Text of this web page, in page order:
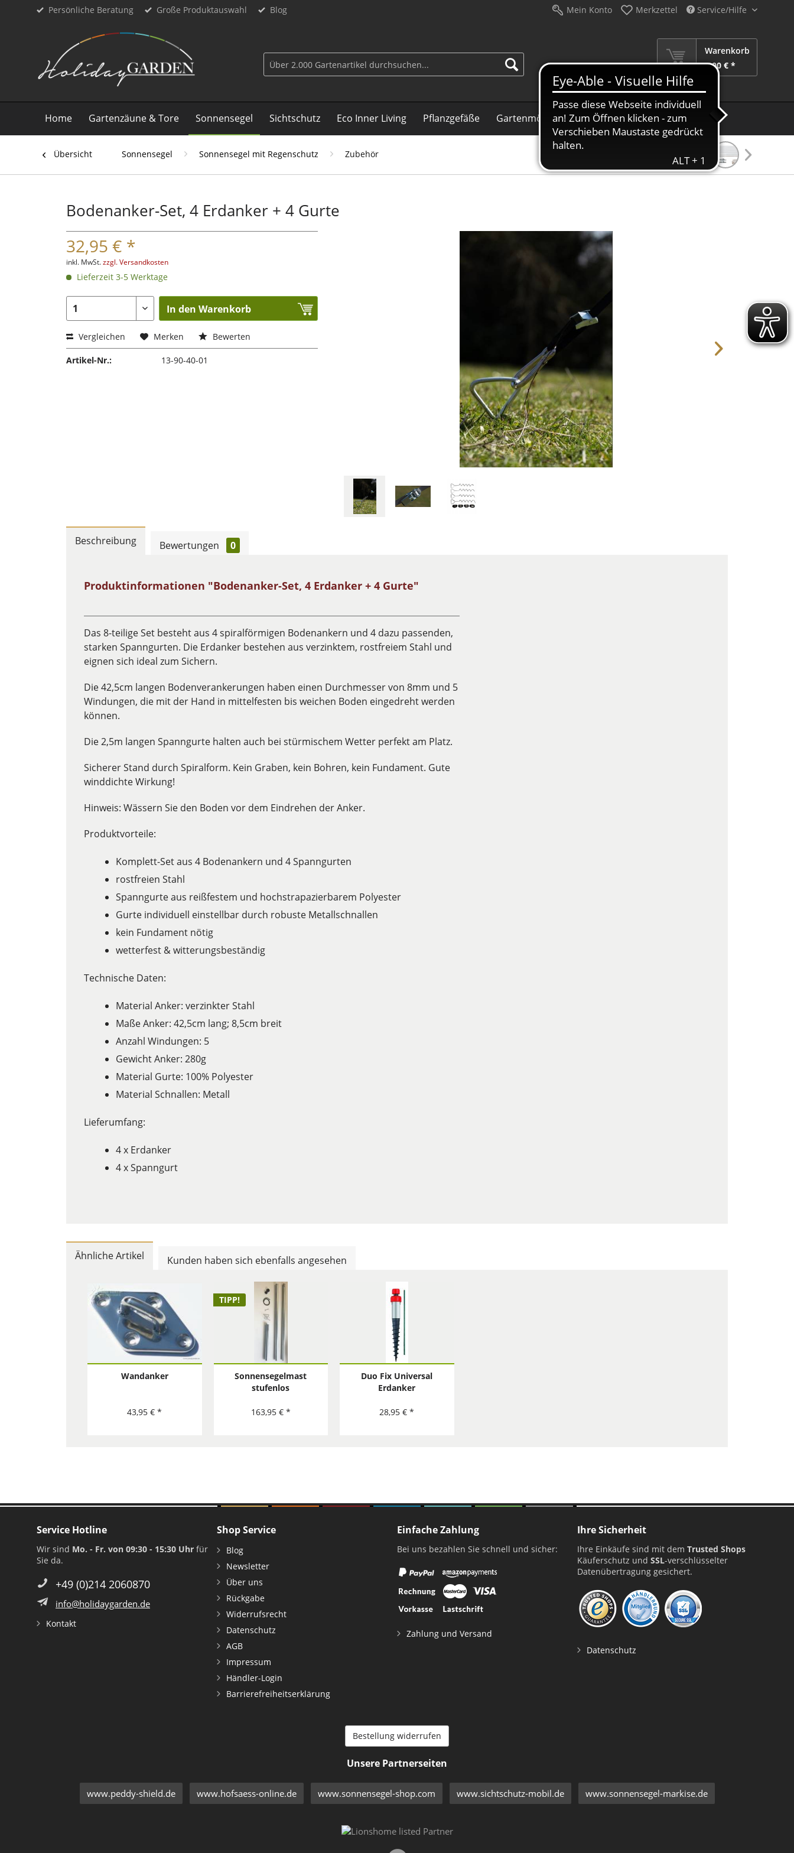
Persönliche Beratung Große Produktauswahl Blog Mein Konto Merkzettel Service/Hilfe
Warenkorb
0,00 € *
Home Gartenzäune & Tore Sonnensegel Sichtschutz Eco Inner Living Pflanzgefäße Gartenmöbel Schirme Dekoration Sale %
Übersicht Sonnensegel Sonnensegel mit Regenschutz Zubehör
Bodenanker-Set, 4 Erdanker + 4 Gurte
32,95 € *
inkl. MwSt.zzgl. Versandkosten
Lieferzeit 3-5 Werktage
In den Warenkorb
Vergleichen Merken Bewerten
Artikel-Nr.: 13-90-40-01
Beschreibung Bewertungen 0
Produktinformationen "Bodenanker-Set, 4 Erdanker + 4 Gurte"
Das 8-teilige Set besteht aus 4 spiralförmigen Bodenankern und 4 dazu passenden,
starken Spanngurten. Die Erdanker bestehen aus verzinktem, rostfreiem Stahl und
eignen sich ideal zum Sichern.
Die 42,5cm langen Bodenverankerungen haben einen Durchmesser von 8mm und 5
Windungen, die mit der Hand in mittelfesten bis weichen Boden eingedreht werden
können.
Die 2,5m langen Spanngurte halten auch bei stürmischem Wetter perfekt am Platz.
Sicherer Stand durch Spiralform. Kein Graben, kein Bohren, kein Fundament. Gute
winddichte Wirkung!
Hinweis: Wässern Sie den Boden vor dem Eindrehen der Anker.
Produktvorteile:
Komplett-Set aus 4 Bodenankern und 4 Spanngurten
rostfreien Stahl
Spanngurte aus reißfestem und hochstrapazierbarem Polyester
Gurte individuell einstellbar durch robuste Metallschnallen
kein Fundament nötig
wetterfest & witterungsbeständig
Technische Daten:
Material Anker: verzinkter Stahl
Maße Anker: 42,5cm lang; 8,5cm breit
Anzahl Windungen: 5
Gewicht Anker: 280g
Material Gurte: 100% Polyester
Material Schnallen: Metall
Lieferumfang:
4 x Erdanker
4 x Spanngurt
Ähnliche Artikel Kunden haben sich ebenfalls angesehen
Wandanker
43,95 € *
TIPP!
Sonnensegelmast
stufenlos
Stahl Länge ca. 250
163,95 € *
Duo Fix Universal
Erdanker
28,95 € *
Service Hotline
Wir sind Mo. - Fr. von 09:30 - 15:30 Uhr für
Sie da.
+49 (0)214 2060870
info@holidaygarden.de
Kontakt
Shop Service
Blog
Newsletter
Über uns
Rückgabe
Widerrufsrecht
Datenschutz
AGB
Impressum
Händler-Login
Barrierefreiheitserklärung
Einfache Zahlung
Bei uns bezahlen Sie schnell und sicher:
Zahlung und Versand
Ihre Sicherheit
Ihre Einkäufe sind mit dem Trusted Shops
Käuferschutz und SSL-verschlüsselter
Datenübertragung gesichert.
Datenschutz
Bestellung widerrufen
Unsere Partnerseiten
www.peddy-shield.de www.hofsaess-online.de www.sonnensegel-shop.com www.sichtschutz-mobil.de www.sonnensegel-markise.de